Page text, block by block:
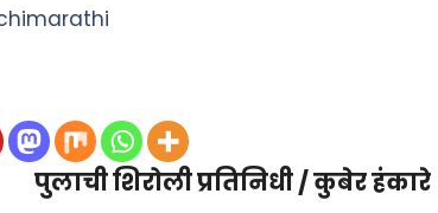
पुलाची शिरोली प्रतिनिधी / कुबेर हंकारे